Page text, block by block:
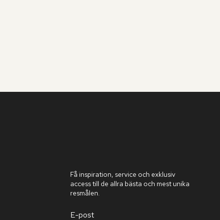
Få inspiration, service och exklusiv
access till de allra bästa och mest unika
resmålen.
E-post